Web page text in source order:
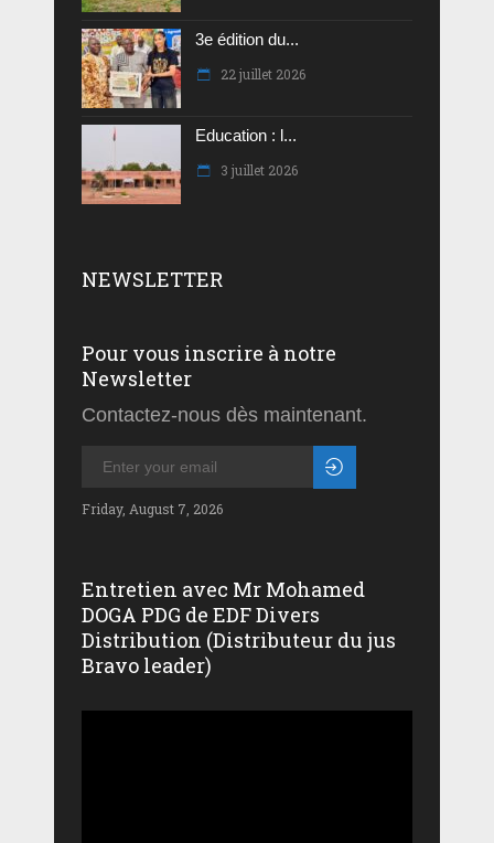
3e édition du...
22 juillet 2026
Education : l...
3 juillet 2026
NEWSLETTER
Pour vous inscrire à notre
Newsletter
Contactez-nous dès maintenant.
Friday, August 7, 2026
Entretien avec Mr Mohamed
DOGA PDG de EDF Divers
Distribution (Distributeur du jus
Bravo leader)